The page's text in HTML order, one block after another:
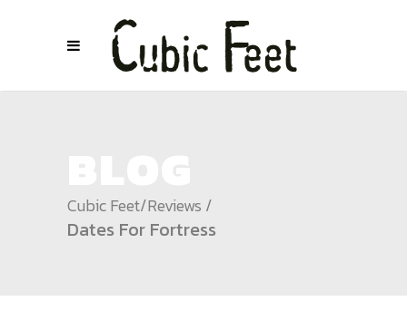
Cubic Feet/Reviews /
Dates For Fortress